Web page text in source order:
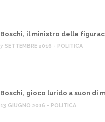
Boschi, il ministro delle
7 SETTEMBRE 2016 - POLITICA
Boschi, gioco lurido a suon di
13 GIUGNO 2016 - POLITICA